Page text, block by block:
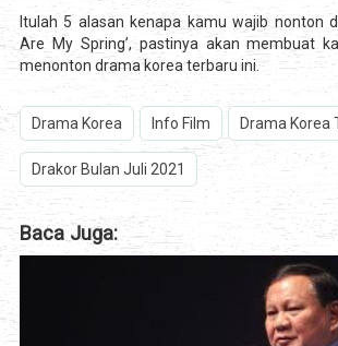
Itulah 5 alasan kenapa kamu wajib nonton
Are My Spring’, pastinya akan membuat
menonton drama korea terbaru ini.
Drama Korea Info Film Drama Korea
Drakor Bulan Juli 2021
Baca Juga: